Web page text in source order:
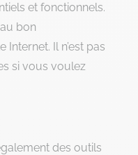
et fonctionnels.
bon
Il n’est pas
si vous voulez
des outils